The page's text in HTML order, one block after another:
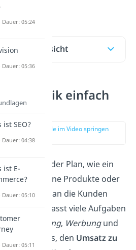
Inhaltsübersicht
einfach
zur Stelle im Video springen
(00:12)
ist der Plan, wie ein
seine Produkte oder
an die Kunden
. Sie umfasst viele Aufgaben
Preisgestaltung, Werbungund
. Ziel ist es, den Umsatz zu
Dauer: 05:24
Dauer: 05:36
ist SEO?
Dauer: 04:38
ist E-
Dauer: 05:10
Dauer: 05:11